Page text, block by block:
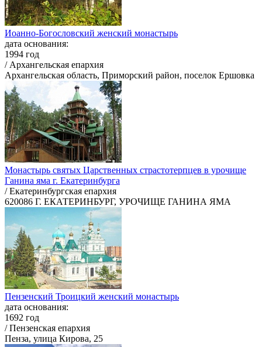
Иоанно-Богословский женский монастырь
дата основания:
1994 год
/ Архангельская епархия
Архангельская область, Приморский район, поселок Ершовка
Монастырь святых Царственных страстотерпцев в урочище
Ганина яма г. Екатеринбурга
/ Екатеринбургская епархия
620086 Г. ЕКАТЕРИНБУРГ, УРОЧИЩЕ ГАНИНА ЯМА
Пензенский Троицкий женский монастырь
дата основания:
1692 год
/ Пензенская епархия
Пенза, улица Кирова, 25